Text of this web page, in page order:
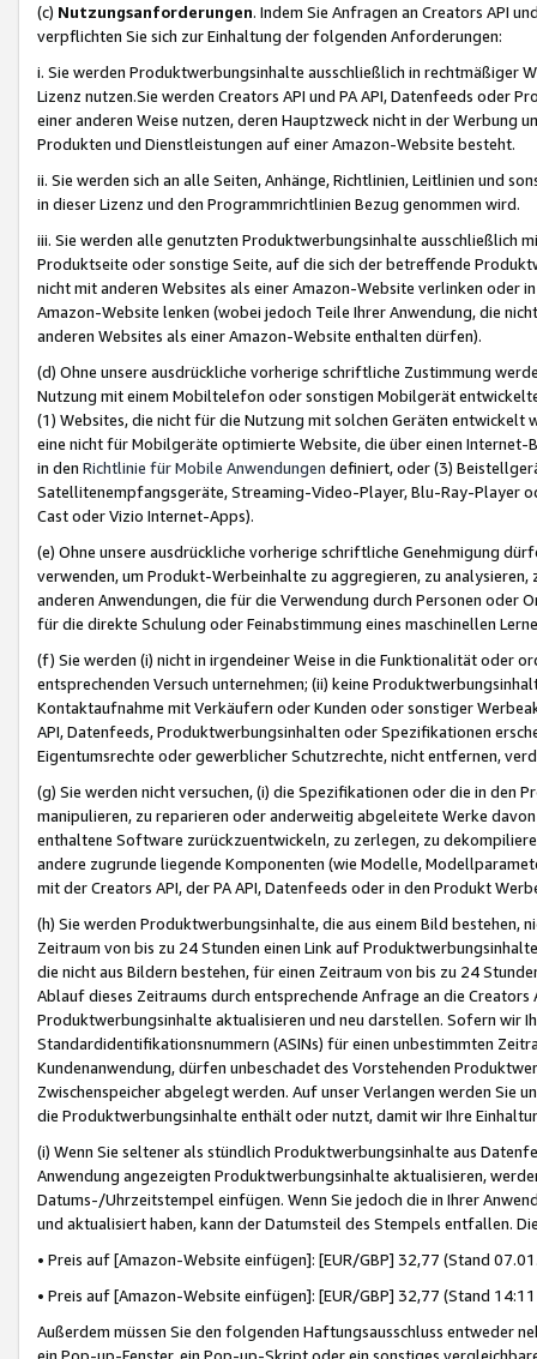
(c) Nutzungsanforderungen. Indem Sie Anfragen an Creators API
verpflichten Sie sich zur Einhaltung der folgenden Anforderungen:
i. Sie werden Produktwerbungsinhalte ausschließlich in rechtmäßiger
Lizenz nutzen.Sie werden Creators API und PA API, Datenfeeds oder
einer anderen Weise nutzen, deren Hauptzweck nicht in der Werbung
Produkten und Dienstleistungen auf einer Amazon-Website besteht.
ii. Sie werden sich an alle Seiten, Anhänge, Richtlinien, Leitlinien und
in dieser Lizenz und den Programmrichtlinien Bezug genommen wird.
iii. Sie werden alle genutzten Produktwerbungsinhalte ausschließlich
Produktseite oder sonstige Seite, auf die sich der betreffende
nicht mit anderen Websites als einer Amazon-Website verlinken oder
Amazon-Website lenken (wobei jedoch Teile Ihrer Anwendung, die
anderen Websites als einer Amazon-Website enthalten dürfen).
(d) Ohne unsere ausdrückliche vorherige schriftliche Zustimmung
Nutzung mit einem Mobiltelefon oder sonstigen Mobilgerät
(1) Websites, die nicht für die Nutzung mit solchen Geräten
eine nicht für Mobilgeräte optimierte Website, die über einen
in den Richtlinie für Mobile Anwendungen definiert, oder (3)
Satellitenempfangsgeräte, Streaming-Video-Player, Blu-Ray-Player
Cast oder Vizio Internet-Apps).
(e) Ohne unsere ausdrückliche vorherige schriftliche Genehmigung
verwenden, um Produkt-Werbeinhalte zu aggregieren, zu
anderen Anwendungen, die für die Verwendung durch Personen
für die direkte Schulung oder Feinabstimmung eines maschinellen
(f) Sie werden (i) nicht in irgendeiner Weise in die Funktionalität oder
entsprechenden Versuch unternehmen; (ii) keine
Kontaktaufnahme mit Verkäufern oder Kunden oder sonstiger
API, Datenfeeds, Produktwerbungsinhalten oder Spezifikationen
Eigentumsrechte oder gewerblicher Schutzrechte, nicht entfernen,
(g) Sie werden nicht versuchen, (i) die Spezifikationen oder die in
manipulieren, zu reparieren oder anderweitig abgeleitete Werke
enthaltene Software zurückzuentwickeln, zu zerlegen, zu
andere zugrunde liegende Komponenten (wie Modelle,
mit der Creators API, der PA API, Datenfeeds oder in den Produkt
(h) Sie werden Produktwerbungsinhalte, die aus einem Bild bestehen,
Zeitraum von bis zu 24 Stunden einen Link auf
die nicht aus Bildern bestehen, für einen Zeitraum von bis zu 24
Ablauf dieses Zeitraums durch entsprechende Anfrage an die
Produktwerbungsinhalte aktualisieren und neu darstellen. Sofern wir
Standardidentifikationsnummern (ASINs) für einen unbestimmten
Kundenanwendung, dürfen unbeschadet des Vorstehenden
Zwischenspeicher abgelegt werden. Auf unser Verlangen werden Sie
die Produktwerbungsinhalte enthält oder nutzt, damit wir Ihre
(i) Wenn Sie seltener als stündlich Produktwerbungsinhalte aus
Anwendung angezeigten Produktwerbungsinhalte aktualisieren,
Datums-/Uhrzeitstempel einfügen. Wenn Sie jedoch die in Ihrer
und aktualisiert haben, kann der Datumsteil des Stempels entfallen.
• Preis auf [Amazon-Website einfügen]: [EUR/GBP] 32,77 (Stand
• Preis auf [Amazon-Website einfügen]: [EUR/GBP] 32,77 (Stand
Außerdem müssen Sie den folgenden Haftungsausschluss entweder
ein Pop-up-Fenster, ein Pop-up-Skript oder ein sonstiges